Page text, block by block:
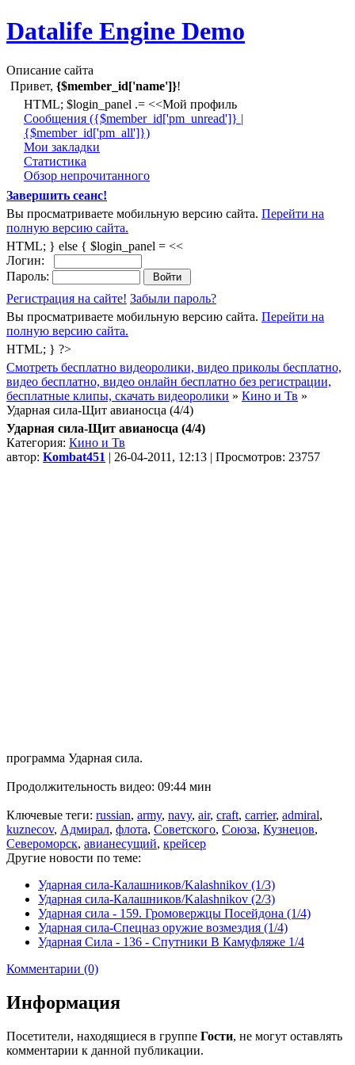
Datalife Engine Demo
Описание сайта
Привет, {$member_id['name']}!
HTML; $login_panel .= <<Мой профиль
Cообщения ({$member_id['pm_unread']} |
{$member_id['pm_all']})
Мои закладки
Статистика
Обзор непрочитанного
Завершить сеанс!
Вы просматриваете мобильную версию сайта. Перейти на
полную версию сайта.
HTML; } else { $login_panel = <<
Логин:
Пароль:
Регистрация на сайте! Забыли пароль?
Вы просматриваете мобильную версию сайта. Перейти на
полную версию сайта.
HTML; } ?>
Смотреть бесплатно видеоролики, видео приколы бесплатно,
видео бесплатно, видео онлайн бесплатно без регистрации,
бесплатные клипы, скачать видеоролики » Кино и Тв »
Ударная сила-Щит авианосца (4/4)
Ударная сила-Щит авианосца (4/4)
Категория: Кино и Тв
автор: Kombat451 | 26-04-2011, 12:13 | Просмотров: 23757
программа Ударная сила.
Продолжительность видео: 09:44 мин
Ключевые теги: russian, army, navy, air, craft, carrier, admiral,
kuznecov, Адмирал, флота, Советского, Союза, Кузнецов,
Североморск, авианесущий, крейсер
Другие новости по теме:
Ударная сила-Калашников/Kalashnikov (1/3)
Ударная сила-Калашников/Kalashnikov (2/3)
Ударная сила - 159. Громовержцы Посейдона (1/4)
Ударная сила-Спецназ оружие возмездия (1/4)
Ударная Сила - 136 - Спутники В Камуфляже 1/4
Комментарии (0)
Информация
Посетители, находящиеся в группе Гости, не могут оставлять
комментарии к данной публикации.